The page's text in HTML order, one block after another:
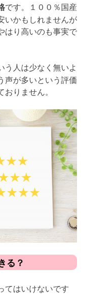
です。１００％国産
いかもしれませんが
はり高いのも事実で
う人は少なく無いよ
声が多いという評価
りません。
る？
てはいけないです